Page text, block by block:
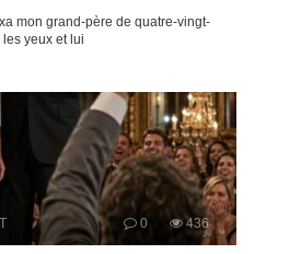
mon grand-père de quatre-vingt-
yeux et lui
0 436